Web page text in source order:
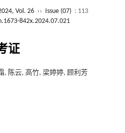
Vol. 26 ›› Issue (07) : 113
842x.2024.07.021
证
, 陈云, 高竹, 梁婷婷, 顾利芳